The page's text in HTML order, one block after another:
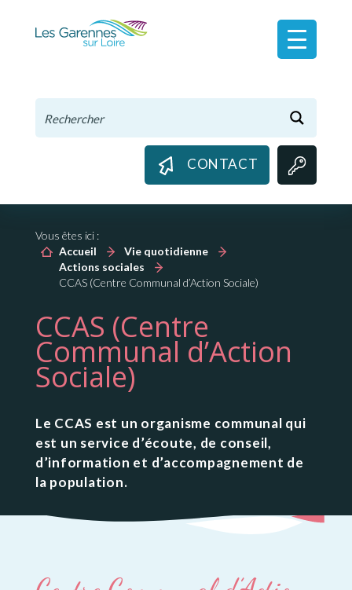
CONTACT
Vous êtes ici :
Accueil
Vie quotidienne
Actions sociales
CCAS (Centre Communal d’Action Sociale)
CCAS (Centre
Communal d’Action
Sociale)
Le CCAS est un organisme communal qui
est un service d’écoute, de conseil,
d’information et d’accompagnement de
la population.